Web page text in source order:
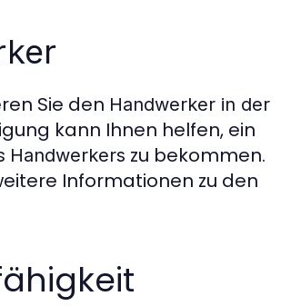
Sie den Handwerker in der
kann Ihnen helfen, ein
Handwerkers zu bekommen.
Informationen zu den